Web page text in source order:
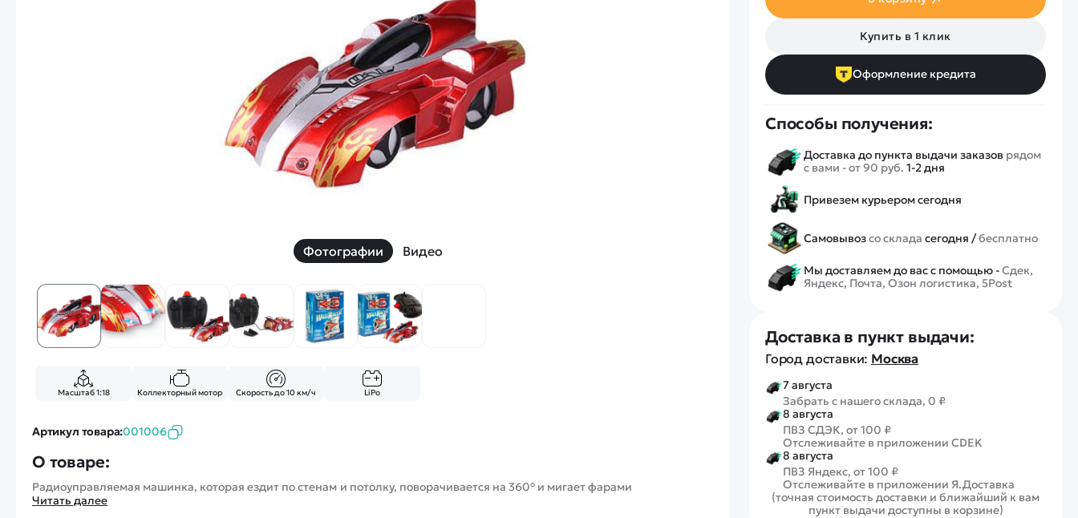
Скоростной катер
Вертолетик для детей ну пульте
Машины 1 к 10
Скидки
СмотретьФотографии Видео
Масштаб 1:18 Коллекторный мотор Скорость до 10 км/ч LiPo
Артикул товара:001006
О товаре:
Радиоуправляемая машинка, которая ездит по стенам и потолку, поворачивается на 360° и мигает фарами
Читать далее
Купить в 1 клик
Оформление кредита
Способы получения:
Доставка до пункта выдачи заказов рядом
с вами - от 90 руб. 1-2 дня
Привезем курьером сегодня
Самовывозсо склада сегодня /бесплатно
Мы доставляем до вас с помощью -Сдек,
Яндекс, Почта, Озон логистика, 5Post
Доставка в пункт выдачи:
Город доставки: Москва
7 августа
Забрать с нашего склада, 0 ₽
8 августа
ПВЗ СДЭК, от 100 ₽
Отслеживайте в приложении CDEK
8 августа
ПВЗ Яндекс, от 100 ₽
Отслеживайте в приложении Я.Доставка
(точная стоимость доставки и ближайший к вам
пункт выдачи доступны в корзине)
Заказать звонок
Наши соцсети:
Спецтехника
Железные дороги
Конструкторы
Запчасти для моделей